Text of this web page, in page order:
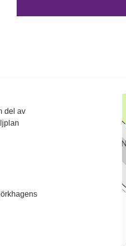
del av